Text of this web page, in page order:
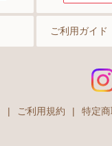
ご利用ガイド
| ご利用規約 | 特定